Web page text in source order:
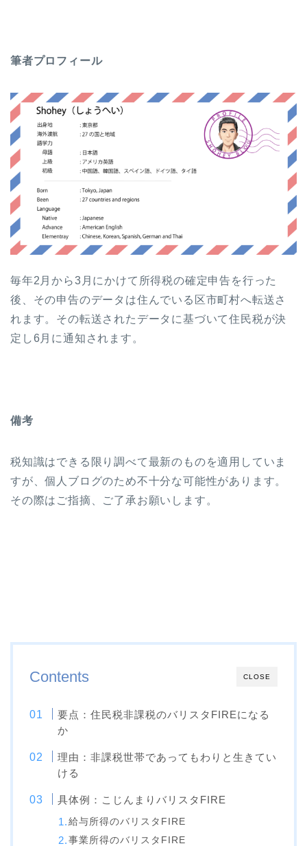
筆者プロフィール
毎年2月から3月にかけて所得税の確定申告を行った
後、その申告のデータは住んでいる区市町村へ転送さ
れます。その転送されたデータに基づいて住民税が決
定し6月に通知されます。
備考
税知識はできる限り調べて最新のものを適用していま
すが、個人ブログのため不十分な可能性があります。
その際はご指摘、ご了承お願いします。
CLOSE
Contents
要点：住民税非課税のバリスタFIREになる
か
理由：非課税世帯であってもわりと生きてい
ける
具体例：こじんまりバリスタFIRE
給与所得のバリスタFIRE
事業所得のバリスタFIRE